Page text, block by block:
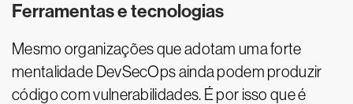
Ferramentas e tecnologias
Mesmo organizações que adotam uma forte
mentalidade DevSecOps ainda podem produzir
código com vulnerabilidades. É por isso que é